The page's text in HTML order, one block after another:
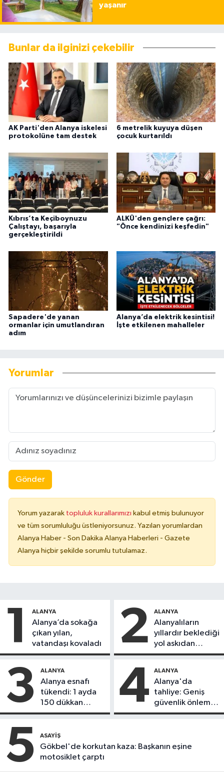
yaşanır
Bunlar da ilginizi çekebilir
AK Parti'den Alanya iskelesi
protokolüne tam destek
6 metrelik kuyuya düşen
çocuk kurtarıldı
Kıbrıs’ta Keçiboynuzu
Çalıştayı, başarıyla
gerçekleştirildi
ALKÜ'den gençlere çağrı:
"Önce kendinizi keşfedin"
Sapadere'de yanan
ormanlar için umutlandıran
adım
Alanya’da elektrik kesintisi!
İşte etkilenen mahalleler
Yorumlar
Gönder
Yorum yazarak topluluk kurallarımızı kabul etmiş bulunuyor
ve tüm sorumluluğu üstleniyorsunuz. Yazılan yorumlardan
Alanya Haber - Son Dakika Alanya Haberleri - Gazete
Alanya hiçbir şekilde sorumlu tutulamaz.
1 ALANYA
Alanya’da sokağa
çıkan yılan,
vatandaşı kovaladı
2 ALANYA
Alanyalıların
yıllardır beklediği
yol askıdan
döndü
3 ALANYA
Alanya esnafı
tükendi: 1 ayda
150 dükkan
kapandı
4 ALANYA
Alanya'da
tahliye: Geniş
güvenlik önlemi
alındı
5 ASAYIŞ
Gökbel'de korkutan kaza: Başkanın eşine
motosiklet çarptı